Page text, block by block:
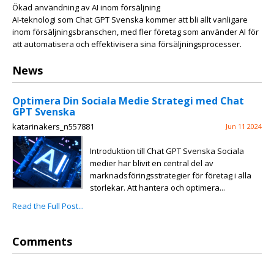
Ökad användning av AI inom försäljning
AI-teknologi som Chat GPT Svenska kommer att bli allt vanligare
inom försäljningsbranschen, med fler företag som använder AI för
att automatisera och effektivisera sina försäljningsprocesser.
News
Optimera Din Sociala Medie Strategi med Chat
GPT Svenska
katarinakers_n557881 Jun 11 2024
Introduktion till Chat GPT Svenska Sociala
medier har blivit en central del av
marknadsföringsstrategier för företag i alla
storlekar. Att hantera och optimera...
Read the Full Post...
Comments